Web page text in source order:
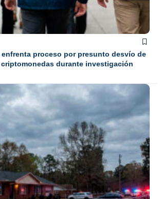
enfrenta proceso por presunto desvío de
durante investigación